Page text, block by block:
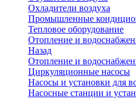
Охладители воздуха
Промышленные
Тепловое оборудование
Отопление и
Назад
Отопление и
Циркуляционные насосы
Насосы и установки для
Насосные станции и